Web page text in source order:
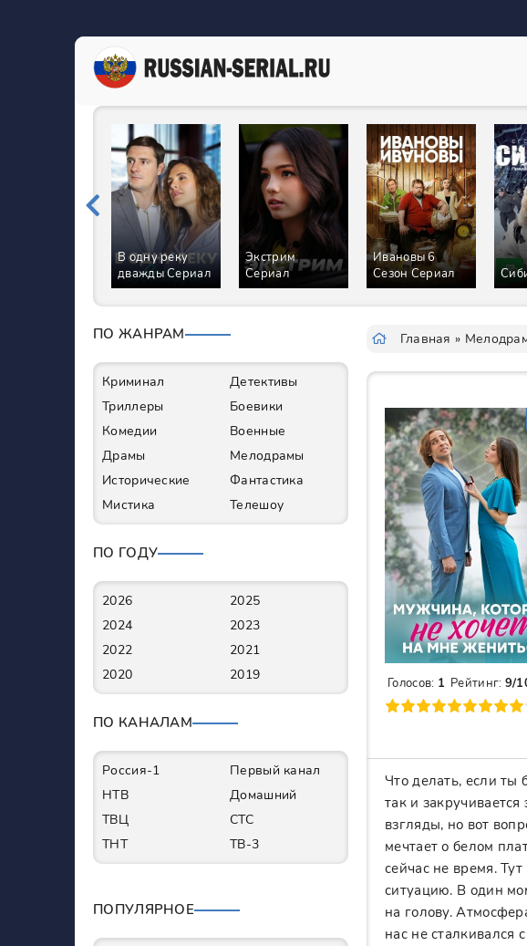
В одну реку
дважды Сериал
Экстрим
Сериал
Ивановы 6
Сезон Сериал
Главная »
Голосов: 1 Рейтинг: 9/
7 8 9 10
Что делать, если ты
так и
взгляды, но вот
мечтает о белом
сейчас не время.
ситуацию. В один
на голову.
нас не
ПО ЖАНРАМ
Криминал
Детективы
Триллеры
Боевики
Комедии
Военные
Драмы
Мелодрамы
Исторические
Фантастика
Мистика
Телешоу
ПО ГОДУ
2026
2025
2024
2023
2022
2021
2020
2019
ПО КАНАЛАМ
Россия-1
Первый канал
НТВ
Домашний
ТВЦ
СТС
ТНТ
ТВ-3
ПОПУЛЯРНОЕ